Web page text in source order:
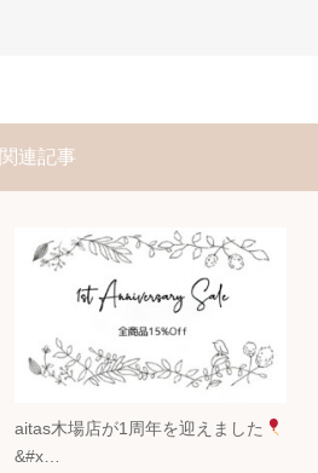
関連記事
aitas木場店が1周年を迎えました
&#x…